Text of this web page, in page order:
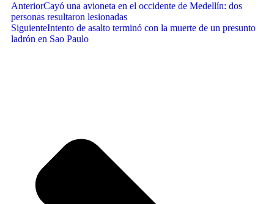
AnteriorCayó una avioneta en el occidente de Medellín: dos
personas resultaron lesionadas
SiguienteIntento de asalto terminó con la muerte de un presunto
ladrón en Sao Paulo